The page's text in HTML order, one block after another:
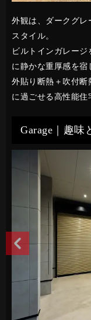
外観は、ダークグレ
スタイル。
ビルトインガレー
に静かな重厚感を宿
外貼り断熱＋吹付断
に過ごせる高性能住
Garage｜趣味